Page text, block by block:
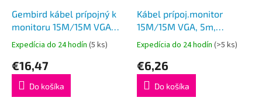
Gembird kábel prípojný k
monitoru 15M/15M VGA
15m tienený extra, ferrity
BLACK
Expedícia do 24 hodín (5 ks)
€16,47
Do košíka
Kábel prípoj.monitor
15M/15M VGA, 5m,
tieň,exferr.č
Expedícia do 24 hodín (>5 ks)
€6,26
Do košíka